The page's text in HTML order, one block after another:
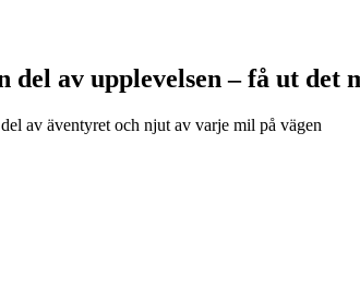
del av upplevelsen – få ut det
av äventyret och njut av varje mil på vägen